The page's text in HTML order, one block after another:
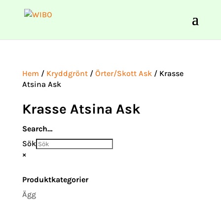
Hem / Kryddgrönt/ Örter/Skott Ask/ Krasse
Atsina Ask
Krasse Atsina Ask
Search…
Sök
×
Produktkategorier
Ägg